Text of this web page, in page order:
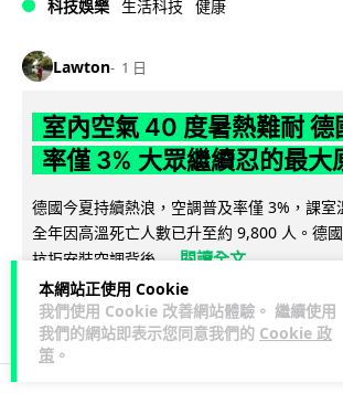
本網站正使用 Cookie
我們使用 Cookie 改善網站體驗。 繼續使用
我們的網站即表示您同意我們的 Cookie 政
策 。
科技娛樂 生活科技 健康
Lawton 1 日
室內空氣 40 度暑熱難耐 德
率僅 3% 大眾繼續忍的最大
德國今夏持續熱浪，空調普及率僅 3%，課室
全年因高溫死亡人數已升至約 9,800 人。德
抗拒安裝空調背後... 閱讀全文
136 22 ↗ 分享